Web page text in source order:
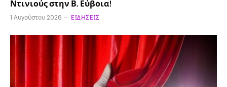
Ντινιούς στην Β. Εύβοια!
1 Αυγούστου 2026 ΕΙΔΉΣΕΙΣ